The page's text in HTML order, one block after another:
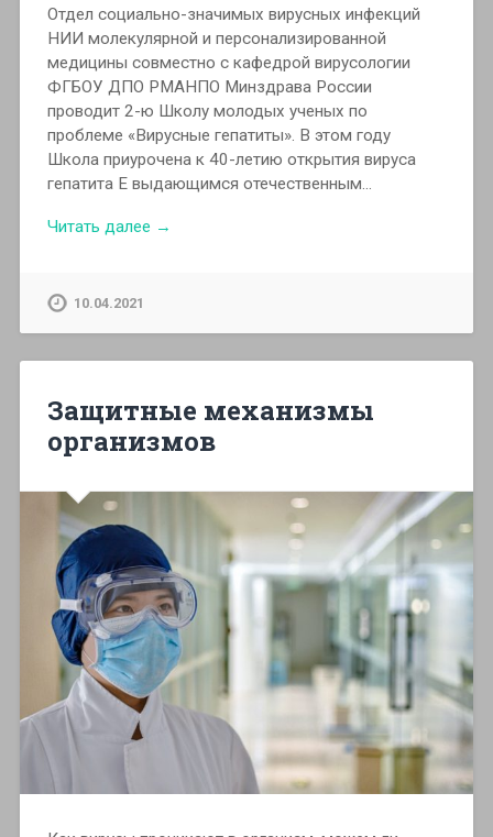
Отдел социально-значимых вирусных инфекций
НИИ молекулярной и персонализированной
медицины совместно с кафедрой вирусологии
ФГБОУ ДПО РМАНПО Минздрава России
проводит 2-ю Школу молодых ученых по
проблеме «Вирусные гепатиты». В этом году
Школа приурочена к 40-летию открытия вируса
гепатита Е выдающимся отечественным…
Читать далее →
10.04.2021
Защитные механизмы
организмов